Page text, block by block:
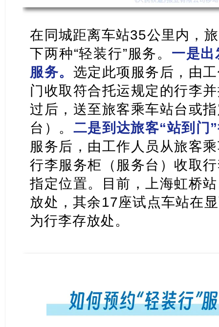
在同城距离车站35公里内，
下两种“轻装行”服务。 一是出
服务。 选定此项服务后，由
门收取符合托运规定的行李
过后，送至旅客乘车站台或
台）。 二是到达旅客“站到门
服务后，由工作人员从旅客
行李服务柜（服务台）收取
指定位置。目前，上海虹桥
放处，其余17座试点车站在
为行李存放处。